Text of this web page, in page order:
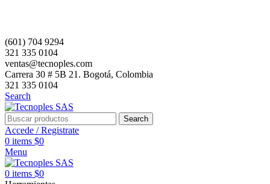
(601) 704 9294
321 335 0104
ventas@tecnoples.com
Carrera 30 # 5B 21. Bogotá, Colombia
321 335 0104
Search
Search
Accede / Registrate
0 items $0
Menu
0 items $0